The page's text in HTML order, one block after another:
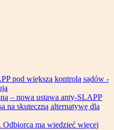
pod większą kontrolą sądów -
– nowa ustawa anty-SLAPP
na skuteczną alternatywę dla
ma wiedzieć więcej